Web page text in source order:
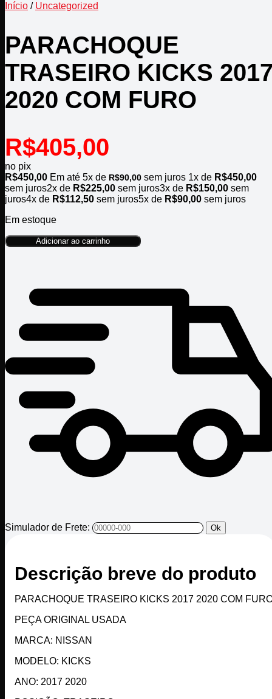
Início / Uncategorized
PARACHOQUE
TRASEIRO KICKS
2020 COM FURO
R$405,00
no pix
R$450,00 Em até 5x de R$90,00 sem juros 1x de R$450,00
sem juros2x de R$225,00 sem juros3x de R$150,00 sem
juros4x de R$112,50 sem juros5x de R$90,00 sem juros
Em estoque
Adicionar ao carrinho
Simulador de Frete: Ok
Descrição breve do produto
PARACHOQUE TRASEIRO KICKS 2017 2020 COM
PEÇA ORIGINAL USADA
MARCA: NISSAN
MODELO: KICKS
ANO: 2017 2020